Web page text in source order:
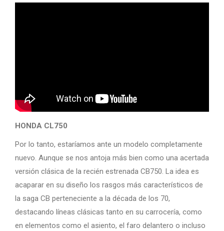
HONDA CL750
Por lo tanto, estaríamos ante un modelo completamente
nuevo. Aunque se nos antoja más bien como una acertada
versión clásica de la recién estrenada CB750. La idea es
acaparar en su diseño los rasgos más característicos de
la saga CB perteneciente a la década de los 70,
destacando líneas clásicas tanto en su carrocería, como
en elementos como el asiento, el faro delantero o incluso